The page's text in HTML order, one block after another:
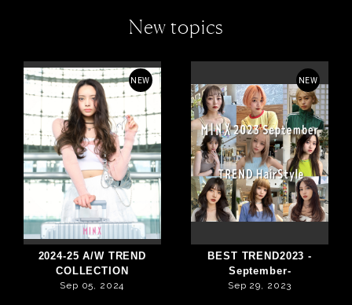
New topics
NEW
2024-25 A/W TREND
COLLECTION
Sep 05, 2024
NEW
BEST TREND2023 -
September-
Sep 29, 2023